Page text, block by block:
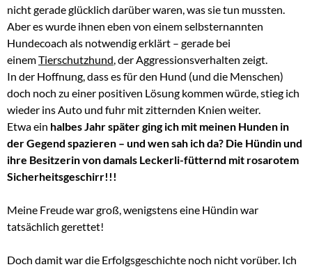
nicht gerade glücklich darüber waren, was sie tun mussten.
Aber es wurde ihnen eben von einem selbsternannten
Hundecoach als notwendig erklärt – gerade bei
einemTierschutzhund, der Aggressionsverhalten zeigt.
In der Hoffnung, dass es für den Hund (und die Menschen)
doch noch zu einer positiven Lösung kommen würde, stieg ich
wieder ins Auto und fuhr mit zitternden Knien weiter.
Etwa ein halbes Jahr später ging ich mit meinen Hunden in
der Gegend spazieren – und wen sah ich da? Die Hündin und
ihre Besitzerin von damals Leckerli-fütternd mit rosarotem
Sicherheitsgeschirr!!!
Meine Freude war groß, wenigstens eine Hündin war
tatsächlich gerettet!
Doch damit war die Erfolgsgeschichte noch nicht vorüber. Ich